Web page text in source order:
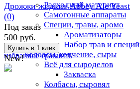
Расходный материал
Самогонные аппараты
Специи, травы, аромо
Ароматизаторы
Набор трав и специй
Колбасы, копчение, сыры
Всё для сыроделов
Закваска
Колбасы, сыровял
избранное сравнить
Дрожжи жидкие Abbey Ale Yeast
(0)
Под заказ
500 руб.
New!